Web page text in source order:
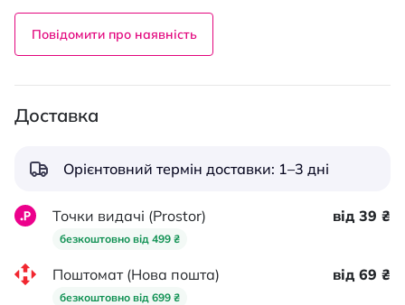
Повідомити про наявність
Доставка
Орієнтовний термін доставки: 1–3 дні
Точки видачі (Prostor)
безкоштовно від 499 ₴
від 39 ₴
Поштомат (Нова пошта)
безкоштовно від 699 ₴
від 69 ₴